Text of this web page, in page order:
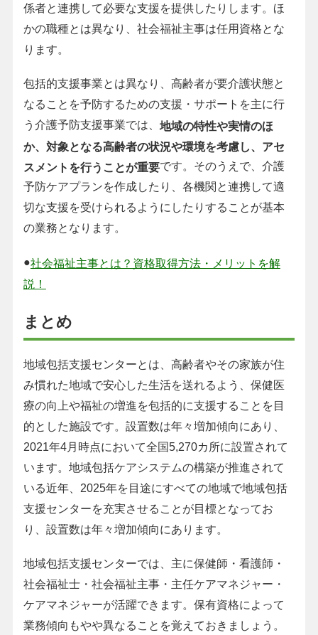
係者と連携して必要な支援を提供したりします。ほ
かの職種とは異なり、社会福祉主事は任用資格とな
ります。
包括的支援事業とは異なり、高齢者が要介護状態と
なることを予防するための支援・サポートを主に行
う介護予防支援事業では、 地域の特性や実情のほ
か、対象となる高齢者の状況や環境を考慮し、アセ
スメントを行うことが重要です。そのうえで、介護
予防ケアプランを作成したり、各機関と連携して適
切な支援を受けられるようにしたりすることが基本
の業務となります。
●社会福祉主事とは？資格取得方法・メリットを解
説！
まとめ
地域包括支援センターとは、高齢者やその家族が住
み慣れた地域で安心した生活を送れるよう、保健医
療の向上や福祉の増進を包括的に支援することを目
的とした施設です。設置数は年々増加傾向にあり、
2021年4月時点において全国5,270カ所に設置されて
います。地域包括ケアシステムの構築が推進されて
いる近年、2025年を目途にすべての地域で地域包括
支援センターを充実させることが目標となってお
り、設置数は年々増加傾向にあります。
地域包括支援センターでは、主に保健師・看護師・
社会福祉士・社会福祉主事・主任ケアマネジャー・
ケアマネジャーが活躍できます。保有資格によって
業務傾向もやや異なることを覚えておきましょう。